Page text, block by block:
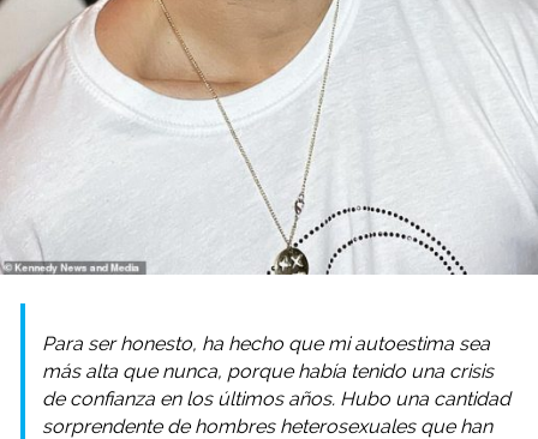
Para ser honesto, ha hecho que mi autoestima sea
más alta que nunca, porque había tenido una crisis
de confianza en los últimos años. Hubo una cantidad
sorprendente de hombres heterosexuales que han